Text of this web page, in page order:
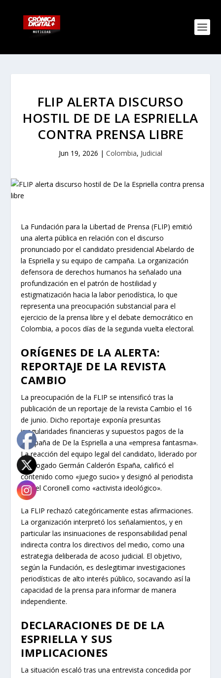
FLIP ALERTA DISCURSO
HOSTIL DE DE LA ESPRIELLA
CONTRA PRENSA LIBRE
Jun 19, 2026 | Colombia, Judicial
La Fundación para la Libertad de Prensa (FLIP) emitió
una alerta pública en relación con el discurso
pronunciado por el candidato presidencial Abelardo de
la Espriella y su equipo de campaña. La organización
defensora de derechos humanos ha señalado una
profundización en el patrón de hostilidad y
estigmatización hacia la labor periodística, lo que
representa una preocupación substancial para el
ejercicio de la prensa libre y el debate democrático en
Colombia, a pocos días de la segunda vuelta electoral.
ORÍGENES DE LA ALERTA:
REPORTAJE DE LA REVISTA
CAMBIO
La preocupación de la FLIP se intensificó tras la
publicación de un reportaje de la revista Cambio el 16
de junio. Dicho reportaje exponía presuntas
irregularidades financieras y supuestos pagos de la
campaña de De la Espriella a una «empresa fantasma».
La reacción del equipo legal del candidato, liderado por
el abogado Germán Calderón España, calificó el
contenido como «juego sucio» y designó al periodista
Daniel Coronell como «activista ideológico».
La FLIP rechazó categóricamente estas afirmaciones.
La organización interpretó los señalamientos, y en
particular las insinuaciones de responsabilidad penal
indirecta contra los directivos del medio, como una
estrategia deliberada de acoso judicial. El objetivo,
según la Fundación, es deslegitimar investigaciones
periodísticas de alto interés público, socavando así la
capacidad de la prensa para informar de manera
independiente.
DECLARACIONES DE DE LA
ESPRIELLA Y SUS
IMPLICACIONES
La situación escaló tras una entrevista concedida por